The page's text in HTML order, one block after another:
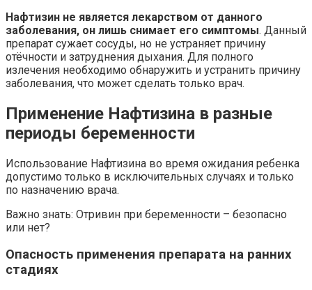
Нафтизин не является лекарством от данного
заболевания, он лишь снимает его симптомы. Данный
препарат сужает сосуды, но не устраняет причину
отёчности и затруднения дыхания. Для полного
излечения необходимо обнаружить и устранить причину
заболевания, что может сделать только врач.
Применение Нафтизина в разные
периоды беременности
Использование Нафтизина во время ожидания ребенка
допустимо только в исключительных случаях и только
по назначению врача.
Важно знать: Отривин при беременности – безопасно
или нет?
Опасность применения препарата на ранних
стадиях